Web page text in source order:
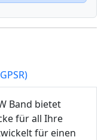
Band bietet
für all Ihre
für einen